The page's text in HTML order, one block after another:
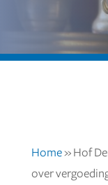
Home» Hof
over